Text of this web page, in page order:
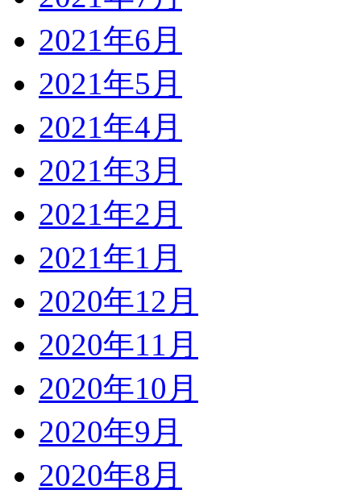
2021年6月
2021年5月
2021年4月
2021年3月
2021年2月
2021年1月
2020年12月
2020年11月
2020年10月
2020年9月
2020年8月